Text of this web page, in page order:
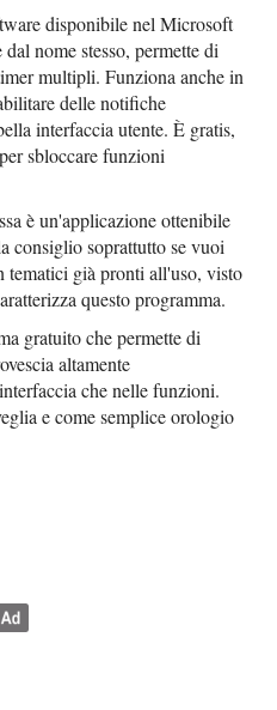
disponibile nel Microsoft
nome stesso, permette di
multipli. Funziona anche in
delle notifiche
interfaccia utente. È gratis,
sbloccare funzioni
è un'applicazione ottenibile
consiglio soprattutto se vuoi
tematici già pronti all'uso, visto
questo programma.
gratuito che permette di
altamente
che nelle funzioni.
e come semplice orologio